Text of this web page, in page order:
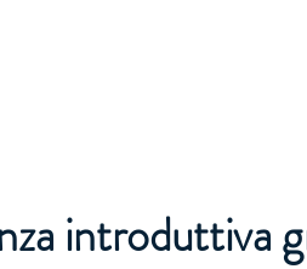
introduttiva